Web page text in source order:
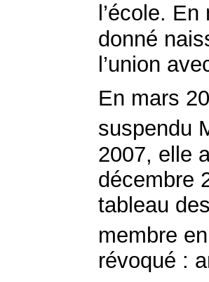
l’école.
donné
l’union
En mars
suspendu
2007, elle
décembre
tableau
membre
révoqué :